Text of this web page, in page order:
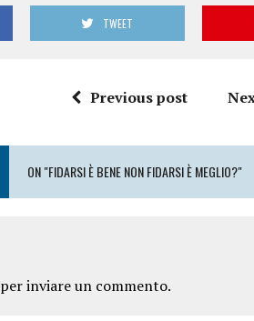
TWEET
Previous post
ON "FIDARSI È BENE NON FIDARSI È MEGLIO?"
per inviare un commento.